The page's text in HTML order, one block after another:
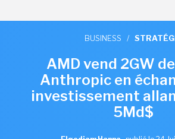
BUSINESS /
AMD vend 2GW
Anthropic en
investissement
5Md$